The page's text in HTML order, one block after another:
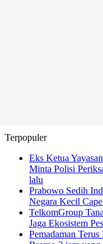
Terpopuler
Eks Ketua
Minta Polisi
lalu
Prabowo Sedih
Negara Kecil
TelkomGroup
Jaga Ekosistem
Pemadaman